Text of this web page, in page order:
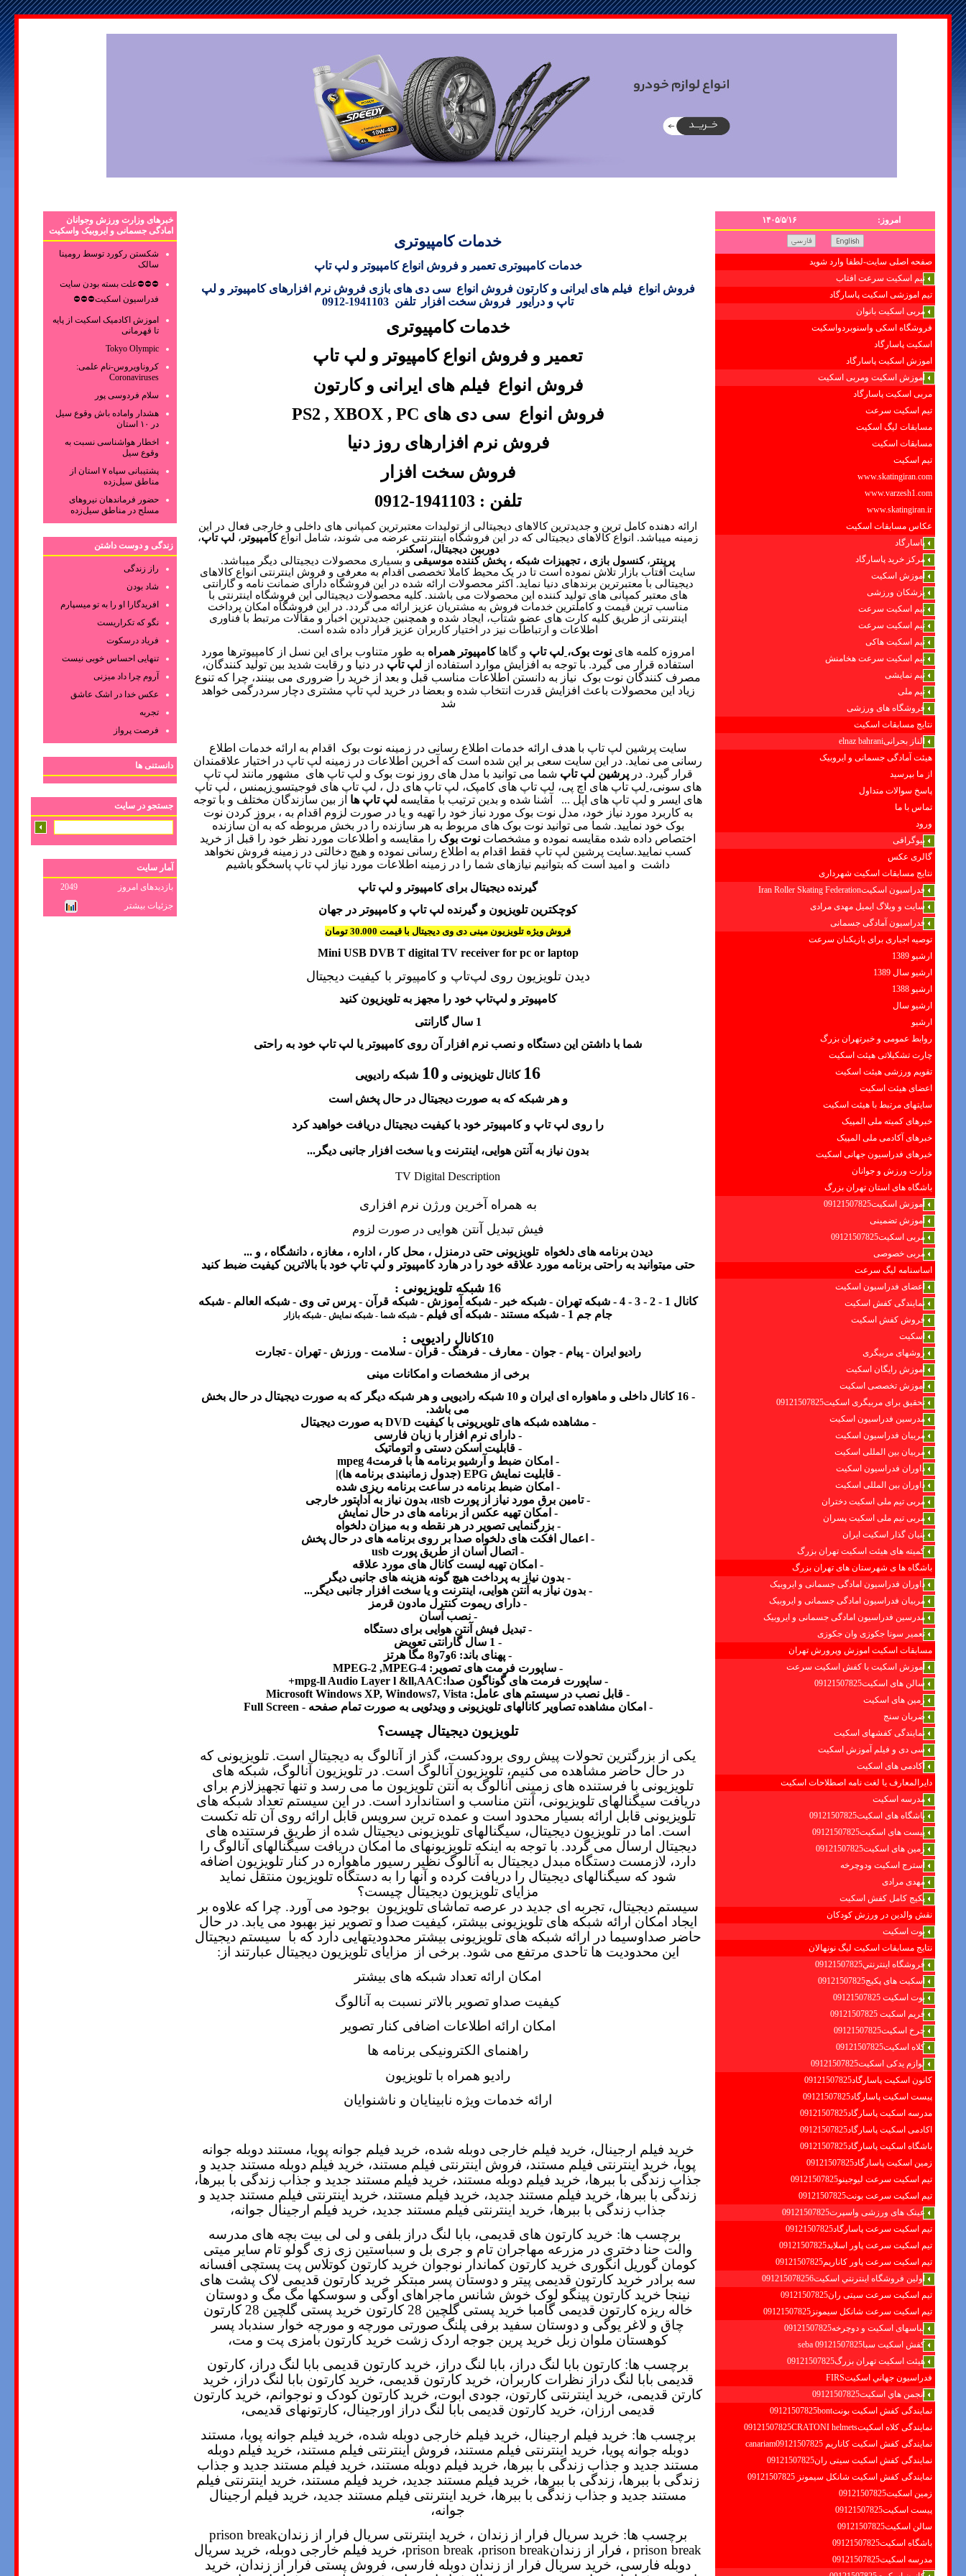
امروز: ۱۴۰۵/۵/۱۶
صفحه اصلی سایت-لطفا وارد شوید
تیم اسکیت سرعت افتاب
تیم اموزشی اسکیت پاسارگاد
مربی اسکیت بانوان
فروشگاه اسکی واسنوبردواسکیت
اسکیت پاسارگاد
اموزش اسکیت پاسارگاد
اموزش اسکیت ومربی اسکیت
مربی اسکیت پاسارگاد
تیم اسکیت سرعت
مسابقات لیگ اسکیت
مسابقات اسکیت
تیم اسکیت
www.skatingiran.com
www.varzesh1.com
www.skatingiran.ir
عکاس مسابقات اسکیت
پاسارگاد
مرکز خرید پاسارگاد
آموزش اسکیت
پزشکان ورزشی
تیم اسکیت سرعت
تیم اسکیت سرعت
تیم اسکیت هاکی
تیم اسکیت سرعت هخامنش
تیم نمایشی
تیم ملی
فروشگاه های ورزشی
نتایج مسابقات اسکیت
الناز بحرانیelnaz bahrani
هیئت آمادگی جسمانی و ایروبیک
از ما بپرسید
پاسخ سوالات متداول
تماس با ما
ورود
بیوگرافی
گالری عکس
نتایج مسابقات اسکیت شهرداری
فدراسیون اسکیتIran Roller Skating Federation
سایت و وبلاگ ایمیل مهدی مرادی
فدراسیون آمادگی جسمانی
توصیه اجباری برای بازیکنان سرعت
ارشیو 1389
ارشیو سال 1389
ارشیو 1388
ارشیو سال
ارشیو
روابط عمومی و خبرتهران بزرگ
چارت تشکیلاتی هیئت اسکیت
تقویم ورزشی هیئت اسکیت
اعضای هیئت اسکیت
سایتهای مرتبط با هیئت اسکیت
خبرهای کمیته ملی المپیک
خبرهای آکادمی ملی المپیک
خبرهای فدراسیون جهانی اسکیت
وزارت ورزش و جوانان
باشگاه های استان تهران بزرگ
آموزش اسکیت09121507825
آموزش تضمینی
مربی اسکیت09121507825
مربی خصوصی
اساسنامه لیگ سرعت
اعضای فدراسیون اسکیت
نمایندگی کفش اسکیت
فروش کفش اسکیت
اسکیت
روشهای مربیگری
اموزش رایگان اسکیت
آموزش تخصصی اسکیت
تحقیق برای مربیگری اسکیت09121507825
مدرسین فدراسیون اسکیت
مربیان فدراسیون اسکیت
مربیان بین المللی اسکیت
داوران فدراسیون اسکیت
داوران بین المللی اسکیت
مربی تیم ملی اسکیت دختران
مربی تیم ملی اسکیت پسران
بنیان گذار اسکیت ایران
کمیته های هیئت اسکیت تهران بزرگ
باشگاه ها ی شهرستان های تهران بزرگ
داوران فدراسیون امادگی جسمانی و ایروبیک
مربیان فدراسیون امادگی جسمانی و ایروبیک
مدرسین فدراسیون امادگی جسمانی و ایروبیک
تعمیر سونا جکوزی وان جکوزی
مسابقات اسکیت اموزش وپرورش تهران
آموزش اسکیت با کفش اسکیت سرعت
سالن های اسکیت09121507825
زمین های اسکیت
ضربان سنج
نمایندگی کفشهای اسکیت
سی دی و فیلم آموزش اسکیت
آکادمی های اسکیت
دایرالمعارف یا لغت نامه اصطلاحات اسکیت
مدرسه اسکیت
باشگاه های اسکیت09121507825
پیست های اسکیت09121507825
زمین های اسکیت09121507825
استرج اسکیت ودوچرخه
مهدی مرادی
پکیج کامل کفش اسکیت
نقش والدین در ورزش کودکان
بوت اسکیت
نتایج مسابقات اسکیت لیگ نونهالان
فروشگاه اينترنتي09121507825
اسکیت های پکیج09121507825
بوت اسکیت 09121507825
فریم اسکیت 09121507825
چرخ اسکیت09121507825
کلاه اسکیت09121507825
لوازم یدکی اسکیت09121507825
کانون اسکیت پاسارگاد09121507825
پیست اسکیت پاسارگاد09121507825
مدرسه اسکیت پاسارگاد09121507825
اکادمی اسکیت پاسارگاد09121507825
باشگاه اسکیت پاسارگاد09121507825
زمین اسکیت پاسارگاد09121507825
تیم اسکیت سرعت لیوجینو09121507825
تیم اسکیت سرعت بونت09121507825
عینک های ورزشی واسپرت09121507825
تیم اسکیت سرعت پاسارگاد09121507825
تیم اسکیت سرعت پاور اسلاید09121507825
تیم اسکیت سرعت پاور کاناریم09121507825
اولين فروشگاه اينترنتي اسكيت091215078256
تیم اسکیت سرعت سیتی ران09121507825
تیم اسکیت سرعت شانکل سیمونز09121507825
لباسهای اسکیت و دوچرخه09121507825
کفش اسکیت سبا09121507825 seba
هیئت اسکیت تهران بزرگ09121507825
فدراسيون جهاني اسكيتFIRS
انجمن هاي اسكيت09121507825
نمایندگی کفش اسکیت بونت09121507825bont
نمایندگی کلاه اسکیت09121507825CRATONI helmets
نمایندگی کفش اسکیت كاناريم canariam09121507825
نمایندگی کفش اسکیت سیتی ران09121507825
نمایندگی کفش اسکیت شانكل سيمونز 09121507825
زمین اسکیت09121507825
پیست اسکیت09121507825
سالن اسکیت09121507825
باشگاه اسکیت09121507825
مدرسه اسکیت09121507825
خدمات کامپیوتری
خدمات کامپیوتری تعمیر و فروش انواع کامپیوتر و لپ تاپ
فروش انواع فیلم های ایرانی و کارتون فروش انواع سی دی های بازی فروش نرم افزارهای کامپیوتر و لپ
تاپ و درایور فروش سخت افزار تلفن 1941103-0912
خدمات کامپیوتری
تعمیر و فروش انواع کامپیوتر و لپ تاپ
فروش انواع فیلم های ایرانی و کارتون
فروش انواع سی دی های PS2 , XBOX , PC
فروش نرم افزارهای روز دنیا
فروش سخت افزار
تلفن : 1941103-0912
ارائه دهنده کامل ترین و جدیدترین کالاهای دیجیتالی از تولیدات معتبرترین کمپانی های داخلی و خارجی فعال در این
زمینه میباشد. انواع کالاهای دیجیتالی که در این فروشگاه اینترنتی عرضه می شوند، شامل انواعکامپیوتر ، لپ تاپ،
دوربین دیجیتال، اسکنر ،
پرینتر ،کنسول بازی ، تجهیزات شبکه ، پخش کننده موسیقی و بسیاری محصولات دیجیتالی دیگر میباشد.
سایت آفتاب بازار تلاش نموده است تا در یک محیط کاملا تخصصی اقدام به معرفی و فروش اینترنتی انواع کالاهای
دیجیتالی با معتبرترین برندهای دنیا نماید. اکثر محصولات ارائه شده در این فروشگاه دارای ضمانت نامه و گارانتی
های معتبر کمپانی های تولید کننده این محصولات می باشند. کلیه محصولات دیجیتالی این فروشگاه اینترنتی با
مناسب ترین قیمت و کاملترین خدمات فروش به مشتریان عزیز ارائه می گردد. در این فروشگاه امکان پرداخت
اینترنتی از طریق کلیه کارت های عضو شتاب، ایجاد شده و همچنین جدیدترین اخبار و مقالات مرتبط با فناوری
اطلاعات و ارتباطات نیز در اختیار کاربران عزیز قرار داده شده است.
امروزه کلمه های نوت بوک، لپ تاپ و گاهاکامپیوتر همراه به طور متناوب برای این نسل از کامپیوترها مورد
استفاده قرار می گیرد. با توجه به افزایش موارد استفاده از لپ تاپ در دنیا و رقابت شدید بین تولید کنندگان،
مصرف کنندگان نوت بوک نیاز به دانستن اطلاعات مناسب قبل و بعد از خرید را ضروری می بینند، چرا که تنوع
زیاد این محصولات باعث افزایش قدرت انتخاب شده و بعضا در خرید لپ تاپ مشتری دچار سردرگمی خواهد
شد
سایت پرشین لپ تاپ با هدف ارائه خدمات اطلاع رسانی در زمینه نوت بوک اقدام به ارائه خدمات اطلاع
رسانی می نماید. در این سایت سعی بر این شده است که آخرین اطلاعات در زمینه لپ تاپ در اختیار علاقمندان
قرار گیرد. درپرشین لپ تاپ شما می توانید با مدل های روز نوت بوک و لپ تاپ های مشهور مانند لپ تاپ
های سونی، لپ تاپ های اچ پی، لپ تاپ های کامپک، لپ تاپ های دل ، لپ تاپ های فوجیتسو زیمنس ، لپ تاپ
های ایسر و لپ تاپ های اپل ... آشنا شده و بدین ترتیب با مقایسه لپ تاپ ها از بین سازندگان مختلف و با توجه
به کاربرد مورد نیاز خود، مدل نوت بوک مورد نیاز خود را تهیه و یا در صورت لزوم اقدام به ، بروز کردن نوت
بوک خود نمایید. شما می توانید نوت بوک های مربوط به هر سازنده را در بخش مربوطه که به آن سازنده
اختصاص داده شده مقایسه نموده و مشخصات نوت بوک را مقایسه و اطلاعات مورد نظر خود را قبل از خرید
کسب نمایید.سایت پرشین لپ تاپ فقط اقدام به اطلاع رسانی نموده و هیچ دخالتی در زمینه فروش نخواهد
داشت و امید است که بتوانیم نیازهای شما را در زمینه اطلاعات مورد نیاز لپ تاپ پاسخگو باشیم
گیرنده دیجیتال برای کامپیوتر و لپ تاپ
کوچکترین تلویزیون و گیرنده لپ تاپ و کامپیوتر در جهان
فروش ویژه تلویزیون مینی دی وی دیجیتال با قیمت 30.000 تومان
Mini USB DVB T digital TV receiver for pc or laptop
دیدن تلویزیون روی لپ‌تاپ و کامپیوتر با کیفیت دیجیتال
کامپیوتر و لپ‌تاپ خود را مجهز به تلویزیون کنید
1 سال گارانتی
شما با داشتن این دستگاه و نصب نرم افزار آن روی کامپیوتر یا لپ تاپ خود به راحتی
16 کانال تلویزیونی و 10 شبکه رادیویی
و هر شبکه که به صورت دیجیتال در حال پخش است
را روی لپ‌ تاپ و کامپیوتر خود با کیفیت دیجیتال دریافت خواهید کرد
بدون نیاز به آنتن هوایی، اینترنت و یا سخت افزار جانبی دیگر ...
TV Digital Description
به همراه آخرین ورژن نرم افزاری
فیش تبدیل آنتن هوایی در صورت لزوم
دیدن برنامه های دلخواه تلویزیونی حتی درمنزل ، محل کار ، اداره ، مغازه ، دانشگاه ، و ...
حتی میتوانید به راحتی برنامه مورد علاقه خود را در هارد کامپیوتر و لپ تاپ خود با بالاترین کیفیت ضبطکنید
16 شبکه تلویزیونی :
کانال 1 - 2 - 3 - 4 - شبکه تهران -شبکه خبر -شبکه آموزش -شبکه قرآن - پرس تی وی -شبکه العالم-شبکه
جام جم 1
-شبکه مستند-شبکه آی فیلم-شبکه شما - شبکه نمایش - شبکه بازار
10کانال رادیویی :
رادیو ایران - پیام - جوان - معارف -فرهنگ - قرآن - سلامت - ورزش - تهران - تجارت
برخی از مشخصات و امکانات مینی
- 16
کانال داخلی و ماهواره ای ایران و 10 شبکه رادیویی و هر شبکه دیگر که به صورت دیجیتال در حال بخش
می باشد.
- مشاهده شبکه های تلویریونی با کیفیت
به صورت دیجیتال
- دارای نرم افزار با زبان فارسی
-قابلیت اسکن دستی و اتوماتیک
- امکان ضبط و آرشیو برنامه ها با فرمت4
mpeg
-قابلیت نمایش EPG ( جدول زمانبندی برنامه ها)|
- امکان ضبط برنامه در ساعت برنامه ریزی شده
-تامین برق مورد نیاز از پورت
، بدون نیاز به آداپتور خارجی
- امکان تهیه عکس از برنامه های در حال نمایش
-بزرگنمایی تصویر در هر نقطه و به میزان دلخواه
- اعمال افکت های دلخواه صدا بر روی برنامه های در حال پخش
- اتصال آسان از طریق پورت
- امکان تهیه لیست کانال های مورد علاقه
-بدون نیاز به پرداخت هیچ گونه هزینه های جانبی دیگر
-بدون نیاز به آنتن هوایی، اینترنت و یا سخت افزار جانبی دیگر...
- دارای ریموت کنترل مادون قرمز
-نصب آسان
-تبدیل فیش آنتن هوایی برای دستگاه
- 1
سال گارانتی تعویض
- پهنای باند: 6
و7و8 مگا هرتز
- ساپورت فرمت های تصویر : MPEG-2 ,MPEG-4
-ساپورت فرمت های گوناگون صدا :mpg-ll Audio Layer l &ll,AAC+
- قابل نصب در سیستم های عامل: Microsoft Windows XP, Windows7, Vista
- امکان مشاهده تصاویر کانالهای تلویزیونی و ویدئویی به صورت تمام صفحه - Full Screen
تلویزیون دیجیتال چیست؟
یکی از بزرگترین تحولات پیش روی برودکست، گذر از آنالوگ به دیجیتال است. تلویزیونی که
در حال حاضر مشاهده می کنیم، تلویزیون آنالوگ است.در تلویزیون آنالوگ، شبکه های
تلویزیونی با فرستنده های زمینی آنالوگ به آنتن تلویزیون ما می رسد و تنها تجهیزلازم برای
دریافت سیگنالهای تلویزیونی، آنتن مناسب و استاندارد است. در این سیستم تعداد شبکه های
تلویزیونی قابل ارائه بسیار محدود است و عمده ترین سرویس قابل ارائه روی آن تله تکست
است. اما در تلویزیون دیجیتال، سیگنالهای تلویزیونی دیجیتال شده از طریق فرستنده های
دیجیتال ارسال می گردد. با توجه به اینکه تلویزیونهای ما امکان دریافت سیگنالهای آنالوگ را
دارد، لازمست دستگاه مبدل دیجیتال به آنالوگ نظیر رسیور ماهواره در کنار تلویزیون اضافه
شود که سیگنالهای دیجیتال را دریافت کرده و آنها را به دستگاه تلویزیون منتقل نماید
مزایای تلویزیون دیجیتال چیست؟
سیستم دیجیتال، تجربه ای جدید در عرصه تماشای تلویزیون بوجود می آورد. چرا که علاوه بر
ایجاد امکان ارائه شبکه های تلویزیونی بیشتر، کیفیت صدا و تصویر نیز بهبود می یابد. در حال
حاضر صداوسیما در ارائه شبکه های تلویزیونی بیشتر محدودیتهایی دارد که با سیستم دیجیتال
این محدودیت ها تاحدی مرتفع می شود. برخی از مزایای تلویزیون دیجیتال عبارتند از :
امکان ارائه تعداد شبکه های بیشتر
کیفیت صداو تصویر بالاتر نسبت به آنالوگ
امکان ارائه اطلاعات اضافی کنار تصویر
راهنمای الکترونیکی برنامه ها
رادیو همراه با تلویزیون
ارائه خدمات ویژه نابینایان و ناشنوایان
خرید فیلم ارجینال، خرید فیلم خارجی دوبله شده، خرید فیلم جوانه پویا، مستند دوبله جوانه
پویا، خرید اینترنتی فیلم مستند، فروش اینترنتی فیلم مستند، خرید فیلم دوبله مستند جدید و
جذاب زندگی با ببرها، خرید فیلم دوبله مستند، خرید فیلم مستند جدید و جذاب زندگی با ببرها،
زندگی با ببرها، خرید فیلم مستند جدید، خرید فیلم مستند، خرید اینترنتی فیلم مستند جدید و
جذاب زندگی با ببرها، خرید اینترنتی فیلم مستند جدید، خرید فیلم ارجینال جوانه،
برچسب ها: خرید کارتون های قدیمی، بابا لنگ دراز بلفی و لی لی بیت بچه های مدرسه
والت حنا دختری در مزرعه مهاجران تام و جری بل و سباستین زی زی گولو تام سایر میتی
کومان گوریل انگوری خرید کارتون کماندار نوجوان خرید کارتون کوتلاس پت پستچی افسانه
سه برادر خرید کارتون قدیمی پیتر و دوستان پسر مبتکر خرید کارتون قدیمی لاک پشت های
نینجا خرید کارتون پینگو لوک خوش شانس ماجراهای اوگی و سوسکها مگ مگ و دوستان
خاله ریزه کارتون قدیمی گامبا خرید پستی گلچین 28 کارتون خرید پستی گلچین
28 کارتون
چاق و لاغر یوگی و دوستان سفید برفی پلنگ صورتی مورچه و مورچه خوار سندباد پسر
کوهستان ملوان زبل خرید پرین جوجه اردک زشت خرید کارتون بامزی پت و مت،
برچسب ها: کارتون بابا لنگ دراز، بابا لنگ دراز، خرید کارتون قدیمی بابا لنگ دراز، کارتون
قدیمی بابا لنگ دراز نظرات کاربران، خرید کارتون قدیمی، خرید کارتون بابا لنگ دراز، خرید
کارتن قدیمی، خرید اینترنتی کارتون، جودی ابوت، خرید کارتون کودک و نوجوانم، خرید کارتون
قدیمی ارزان، خرید کارتون قدیمی بابا لنگ دراز اورجینال، کارتونهای قدیمی،
برچسب ها: خرید فیلم ارجینال، خرید فیلم خارجی دوبله شده، خرید فیلم جوانه پویا، مستند
دوبله جوانه پویا، خرید اینترنتی فیلم مستند، فروش اینترنتی فیلم مستند، خرید فیلم دوبله
مستند جدید و جذاب زندگی با ببرها، خرید فیلم دوبله مستند، خرید فیلم مستند جدید و جذاب
زندگی با ببرها، زندگی با ببرها، خرید فیلم مستند جدید، خرید فیلم مستند، خرید اینترنتی فیلم
مستند جدید و جذاب زندگی با ببرها، خرید اینترنتی فیلم مستند جدید، خرید فیلم ارجینال
جوانه،
برچسب ها: خرید سریال فرار از زندان ، خرید اینترنتی سریال فرار از زندان
prison break ،prison break، فرار از زندان prison break
، خرید فیلم خارجی دوبله، خرید سریال
دوبله فارسی، خرید سریال فرار از زندان دوبله فارسی، فروش پستی فرار از زندان، خرید
خبرهای وزارت ورزش وجوانان
امادگی جسمانی و ایروبیک واسکیت
شکستن رکورد توسط رومینا
سالک
⛔⛔⛔علت بسته بودن سایت
فدراسیون اسکیت⛔⛔⛔
اموزش اکادمیک اسکیت از پایه
تا قهرمانی
Tokyo Olympic
کروناویروس‌-نام علمی:
Coronaviruses
سلام فردوسی پور
هشدار واماده باش وقوع سیل
در ۱۰ استان
اخطار هواشناسی نسبت به
وقوع سیل
پشتیبانی سپاه ۷ استان از
مناطق سیل‌زده
حضور فرماندهان نیروهای
مسلح در مناطق سیل‌زده
زندگی و دوست داشتن
راز زندگی
شاد بودن
افریدگارا او را به تو میسپارم
نگو که تکراریست
فریاد درسکوت
تنهایی احساس خوبی نیست
آروم چرا داد میزنی
عکس‌ خدا در اشک‌ عاشق‌
تجربه
فرصت پرواز
دانستنی ها
جستجو در سایت
آمار سایت
بازدیدهای امروز
2049
جزئیات بیشتر